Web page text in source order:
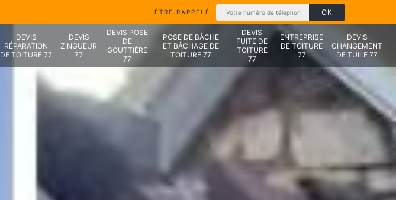
ÊTRE RAPPELÉ
DEVIS
RÉPARATION
DE TOITURE 77
DEVIS
ZINGUEUR
77
DEVIS POSE
DE
GOUTTIÈRE
77
POSE DE BÂCHE
ET BÂCHAGE DE
TOITURE 77
DEVIS
FUITE DE
TOITURE
77
ENTREPRISE
DE TOITURE
77
DEVIS
CHANGEMENT
DE TUILE 77